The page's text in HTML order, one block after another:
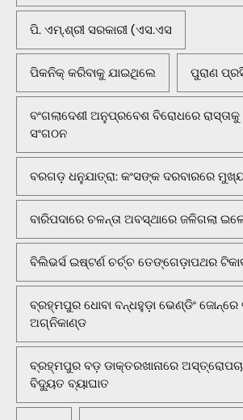
ପି. ଏମ୍.ଶ୍ରୀ ସରକାରୀ (ଏସ.ଏସ
ପିକନିକ୍‌ କରିବାକୁ ଯାଇଥିଲେ ପୁରାଣ
ବଂଗଲାଦେଶୀ ଅନୁପ୍ରବେଶ ବିରୋଧରେ
ସଂଗଠନ
ବରଗଡ଼ ଧନୁଯାତ୍ରା: କଂସଙ୍କ ଦରବାରରେ
ବାରିପଦାରେ ଚଳନ୍ତା ଅବସ୍ଥାରେ ଜଳିଗଲା
ବିଲିଭର୍ସ ଇଷ୍ଟର୍ଣ ଚର୍ଚ୍ଚ ତେଙ୍ଗେଡ଼ାପଥର
ବ୍ରହ୍ମପୁର ଧୋବା ବନ୍ଧହୁଡ଼ା ଭେଣ୍ଡିଂ
ଅଗ୍ନିକାଣ୍ଡ
ବ୍ରହ୍ମପୁର ବଡ଼ ଡାକ୍ତରଖାନାରେ
ବିଦ୍ୟୁତ ବ୍ୟାଘାତ